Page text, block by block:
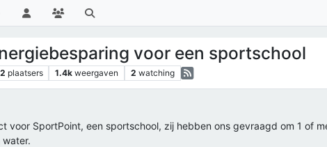
voor een sportschool
2 plaatsers 1.4k weergaven 2 watching
voor SportPoint, een sportschool, zij hebben ons gevraagd om 1 of